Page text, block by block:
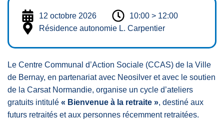
12 octobre 2026
10:00 > 12:00
Résidence autonomie L. Carpentier
Le Centre Communal d’Action Sociale (CCAS) de la Ville
de Bernay, en partenariat avec Neosilver et avec le soutien
de la Carsat Normandie, organise un cycle d’ateliers
gratuits intitulé « Bienvenue à la retraite », destiné aux
futurs retraités et aux personnes récemment retraitées.